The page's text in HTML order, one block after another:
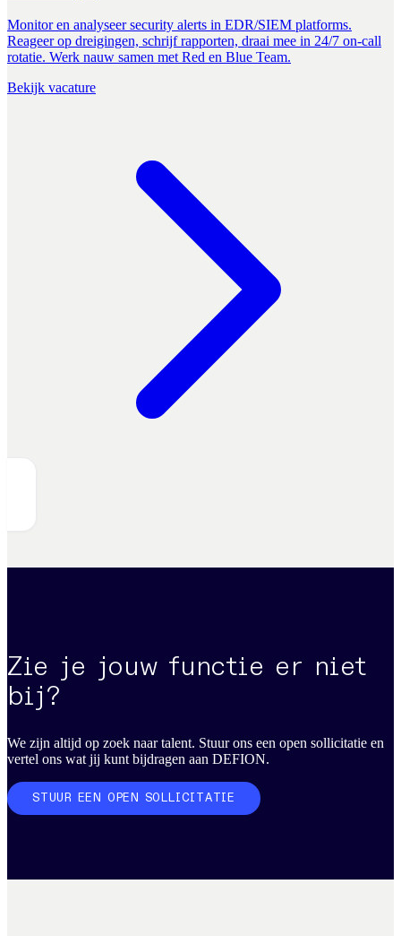
Monitor en analyseer security alerts in EDR/SIEM platforms.
Reageer op dreigingen, schrijf rapporten, draai mee in 24/7 on-call
rotatie. Werk nauw samen met Red en Blue Team.
Bekijk vacature
Zie je jouw functie er niet
bij?
We zijn altijd op zoek naar talent. Stuur ons een open sollicitatie en
vertel ons wat jij kunt bijdragen aan DEFION.
STUUR EEN OPEN SOLLICITATIE